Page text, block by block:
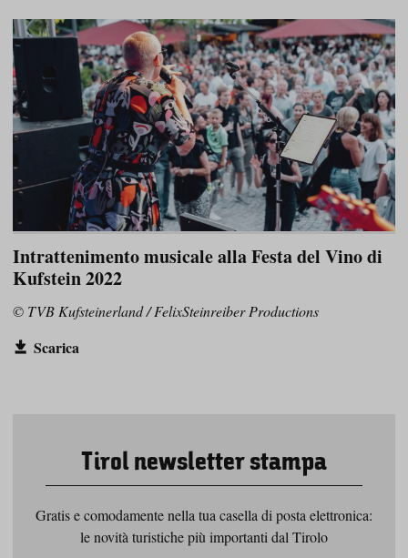
Intrattenimento musicale alla Festa del Vino di
Kufstein 2022
© TVB Kufsteinerland / FelixSteinreiber Productions
Scarica
Tirol newsletter stampa
Gratis e comodamente nella tua casella di posta elettronica:
le novità turistiche più importanti dal Tirolo